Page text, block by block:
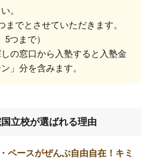
。
でとさせていただきます。
つまで）
の窓口から入塾すると入塾金
」分を含みます。
立校が選ばれる理由
ペースがぜんぶ自由自在！キミ